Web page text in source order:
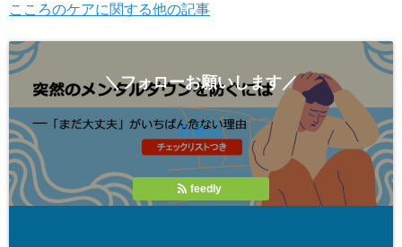
こころのケアに関する他の記事
＼フォローお願いします／
Follow
feedly